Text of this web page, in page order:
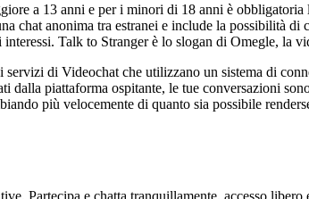
a 13 anni e per i minori di 18 anni è
chat anonima tra estranei e include la possibilità
Talk to Stranger è lo slogan di Omegle, la
di Videochat che utilizzano un sistema di
piattaforma ospitante, le tue conversazioni
più velocemente di quanto sia possibile
Partecipa e chatta tranquillamente, accesso